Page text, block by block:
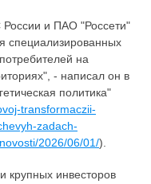
и ПАО "Россети"
специализированных
на
- написал он в
политика"
transformaczii-
zadach-
2026/06/01/).
крупных инвесторов